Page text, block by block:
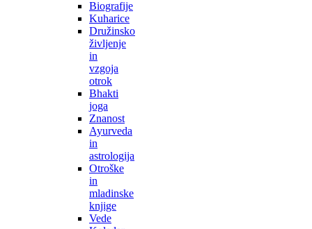
Biografije
Kuharice
Družinsko
življenje
in
vzgoja
otrok
Bhakti
joga
Znanost
Ayurveda
in
astrologija
Otroške
in
mladinske
knjige
Vede